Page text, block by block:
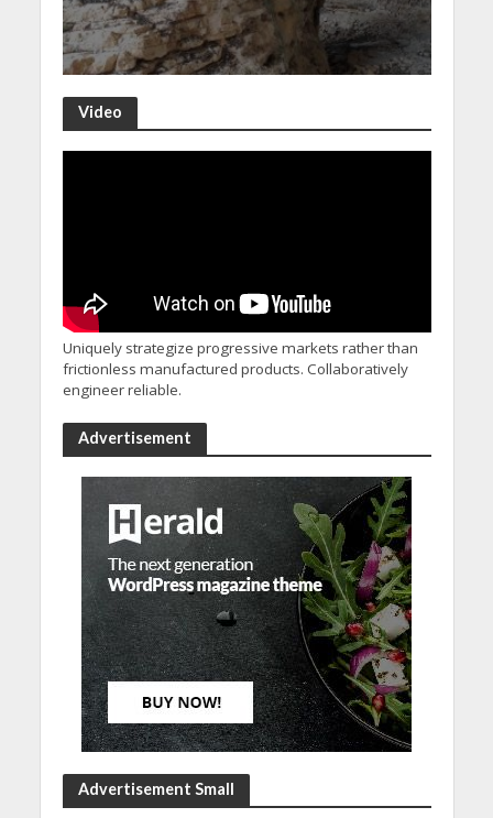
Video
Uniquely strategize progressive markets rather than
frictionless manufactured products. Collaboratively
engineer reliable.
Advertisement
Advertisement Small